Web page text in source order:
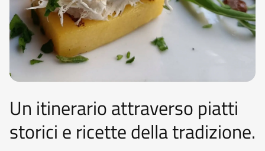
Un itinerario attraverso piatti
storici e ricette della tradizione.